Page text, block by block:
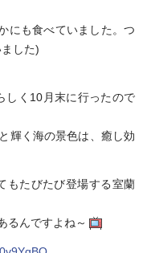
にも食べていました。つ
した)
しく10月末に行ったので
輝く海の景色は、癒し効
もたびたび登場する室蘭
るんですよね～